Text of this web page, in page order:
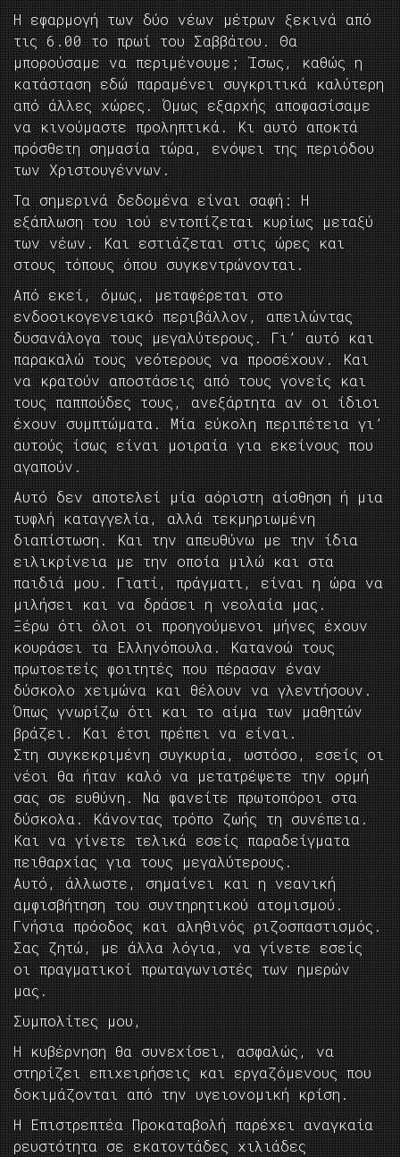
Η εφαρμογή των δύο νέων μέτρων ξεκινά από
τις 6.00 το πρωί του Σαββάτου. Θα
μπορούσαμε να περιμένουμε; Ίσως, καθώς η
κατάσταση εδώ παραμένει συγκριτικά καλύτερη
από άλλες χώρες. Όμως εξαρχής αποφασίσαμε
να κινούμαστε προληπτικά. Κι αυτό αποκτά
πρόσθετη σημασία τώρα, ενόψει της περιόδου
των Χριστουγέννων.
Τα σημερινά δεδομένα είναι σαφή: Η
εξάπλωση του ιού εντοπίζεται κυρίως μεταξύ
των νέων. Και εστιάζεται στις ώρες και
στους τόπους όπου συγκεντρώνονται.
Από εκεί, όμως, μεταφέρεται στο
ενδοοικογενειακό περιβάλλον, απειλώντας
δυσανάλογα τους μεγαλύτερους. Γι’ αυτό και
παρακαλώ τους νεότερους να προσέχουν. Και
να κρατούν αποστάσεις από τους γονείς και
τους παππούδες τους, ανεξάρτητα αν οι ίδιοι
έχουν συμπτώματα. Μία εύκολη περιπέτεια γι’
αυτούς ίσως είναι μοιραία για εκείνους που
αγαπούν.
Αυτό δεν αποτελεί μία αόριστη αίσθηση ή μια
τυφλή καταγγελία, αλλά τεκμηριωμένη
διαπίστωση. Και την απευθύνω με την ίδια
ειλικρίνεια με την οποία μιλώ και στα
παιδιά μου. Γιατί, πράγματι, είναι η ώρα να
μιλήσει και να δράσει η νεολαία μας.
Ξέρω ότι όλοι οι προηγούμενοι μήνες έχουν
κουράσει τα Ελληνόπουλα. Κατανοώ τους
πρωτοετείς φοιτητές που πέρασαν έναν
δύσκολο χειμώνα και θέλουν να γλεντήσουν.
Όπως γνωρίζω ότι και το αίμα των μαθητών
βράζει. Και έτσι πρέπει να είναι.
Στη συγκεκριμένη συγκυρία, ωστόσο, εσείς οι
νέοι θα ήταν καλό να μετατρέψετε την ορμή
σας σε ευθύνη. Να φανείτε πρωτοπόροι στα
δύσκολα. Κάνοντας τρόπο ζωής τη συνέπεια.
Και να γίνετε τελικά εσείς παραδείγματα
πειθαρχίας για τους μεγαλύτερους.
Αυτό, άλλωστε, σημαίνει και η νεανική
αμφισβήτηση του συντηρητικού ατομισμού.
Γνήσια πρόοδος και αληθινός ριζοσπαστισμός.
Σας ζητώ, με άλλα λόγια, να γίνετε εσείς
οι πραγματικοί πρωταγωνιστές των ημερών
μας.
Συμπολίτες μου,
Η κυβέρνηση θα συνεχίσει, ασφαλώς, να
στηρίζει επιχειρήσεις και εργαζόμενους που
δοκιμάζονται από την υγειονομική κρίση.
Η Επιστρεπτέα Προκαταβολή παρέχει αναγκαία
ρευστότητα σε εκατοντάδες χιλιάδες